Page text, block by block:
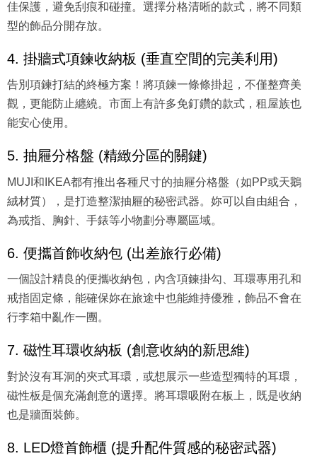
佳保護，避免刮痕和碰撞。選擇分格清晰的款式，將不同類
型的飾品分開存放。
4. 掛牆式項鍊收納板 (垂直空間的完美利用)
告別項鍊打結的終極方案！將項鍊一條條掛起，不僅整齊美
觀，更能防止纏繞。市面上有許多免釘鑽的款式，租屋族也
能安心使用。
5. 抽屜分格盤 (精緻分區的關鍵)
MUJI和IKEA都有推出各種尺寸的抽屜分格盤（如PP或天鵝
絨材質），是打造整潔抽屜的秘密武器。妳可以自由組合，
為戒指、胸針、手錶等小物劃分專屬區域。
6. 便攜首飾收納包 (出差旅行必備)
一個設計精良的便攜收納包，內含項鍊掛勾、耳環專用孔和
戒指固定條，能確保妳在旅途中也能維持優雅，飾品不會在
行李箱中亂作一團。
7. 磁性耳環收納板 (創意收納的新思維)
對於沒有耳洞的夾式耳環，或想展示一些造型獨特的耳環，
磁性板是個充滿創意的選擇。將耳環吸附在板上，既是收納
也是牆面裝飾。
8. LED燈首飾櫃 (提升配件質感的秘密武器)